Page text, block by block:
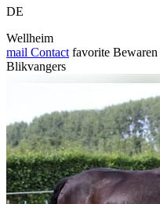
DE
Wellheim
mail Contact favorite Bewaren
Blikvangers